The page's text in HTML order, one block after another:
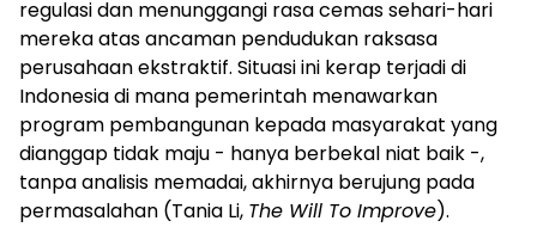
regulasi dan menunggangi rasa cemas sehari-hari
mereka atas ancaman pendudukan raksasa
perusahaan ekstraktif. Situasi ini kerap terjadi di
Indonesia di mana pemerintah menawarkan
program pembangunan kepada masyarakat yang
dianggap tidak maju - hanya berbekal niat baik -,
tanpa analisis memadai, akhirnya berujung pada
permasalahan (Tania Li, The Will To Improve).